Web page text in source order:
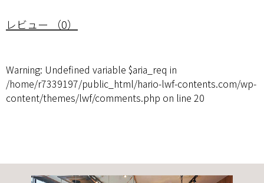
レビュー （0）
Warning: Undefined variable $aria_req in
/home/r7339197/public_html/hario-lwf-contents.com/wp-
content/themes/lwf/comments.php on line 20